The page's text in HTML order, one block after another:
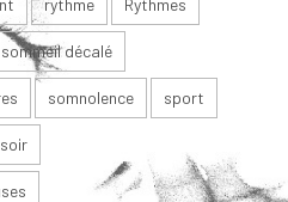
sommeil décalé
somnolence sport